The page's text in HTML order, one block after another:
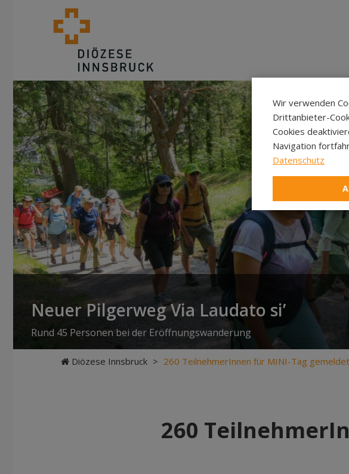
Neuer Pilgerweg Via Laudato si’
Rund 45 Personen bei der Eröffnungswanderung
Diözese Innsbruck > 260 TeilnehmerInnen für MINI-Tag gemeldet
260
Wir verwenden
Drittanbieter-
Cookies
Navigation
Datenschutz